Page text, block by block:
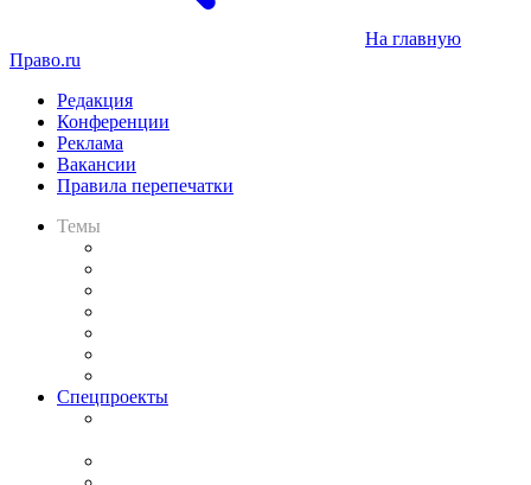
На главную
Право.ru
Редакция
Конференции
Реклама
Вакансии
Правила перепечатки
Темы
Спецпроекты